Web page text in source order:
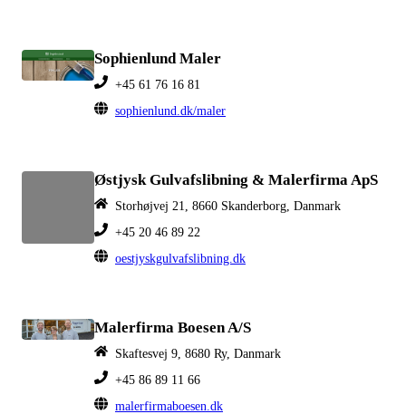
Sophienlund Maler
+45 61 76 16 81
sophienlund.dk/maler
Østjysk Gulvafslibning & Malerfirma ApS
Storhøjvej 21, 8660 Skanderborg, Danmark
+45 20 46 89 22
oestjyskgulvafslibning.dk
Malerfirma Boesen A/S
Skaftesvej 9, 8680 Ry, Danmark
+45 86 89 11 66
malerfirmaboesen.dk